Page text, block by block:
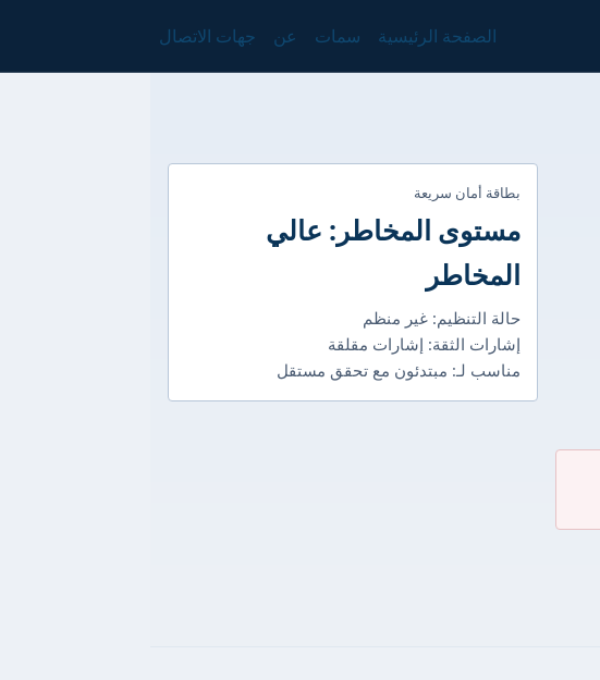
الصفحة الرئيسية سمات عن جهات الاتصال
بطاقة أمان سريعة
مستوى المخاطر: عالي
المخاطر
حالة التنظيم: غير منظم
إشارات الثقة: إشارات مقلقة
مناسب لـ: مبتدئون مع تحقق مستقل